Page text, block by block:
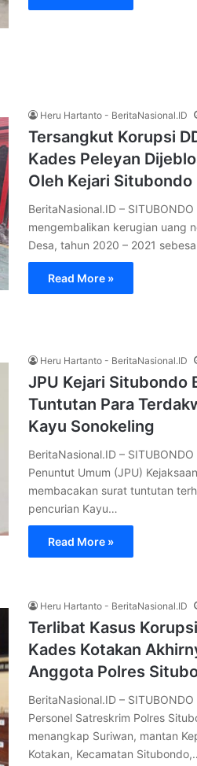
Heru Hartanto - BeritaNasional.ID
Tersangkut Korupsi
Kades Peleyan
Oleh Kejari Situbondo
BeritaNasional.ID –
mengembalikan kerugian uang
Desa, tahun 2020 – 2021
Read More »
Heru Hartanto - BeritaNasional.ID
JPU Kejari Situbondo
Tuntutan Para
Kayu Sonokeling
BeritaNasional.ID –
Penuntut Umum (JPU)
membacakan surat tuntutan
pencurian Kayu…
Read More »
Heru Hartanto - BeritaNasional.ID
Terlibat Kasus
Kades Kotakan
Anggota Polres
BeritaNasional.ID – SITUBONDO
Personel Satreskrim Polres
menangkap Suriwan, mantan
Kotakan, Kecamatan